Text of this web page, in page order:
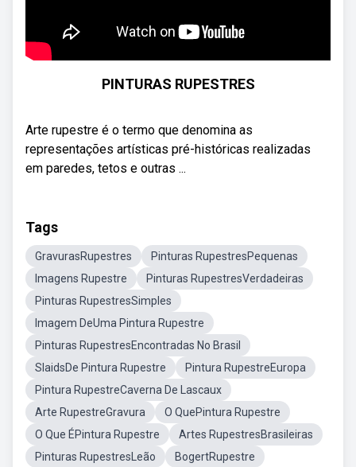
PINTURAS RUPESTRES
Arte rupestre é o termo que denomina as
representações artísticas pré-históricas realizadas
em paredes, tetos e outras ...
Tags
GravurasRupestres
Pinturas RupestresPequenas
Imagens Rupestre
Pinturas RupestresVerdadeiras
Pinturas RupestresSimples
Imagem DeUma Pintura Rupestre
Pinturas RupestresEncontradas No Brasil
SlaidsDe Pintura Rupestre
Pintura RupestreEuropa
Pintura RupestreCaverna De Lascaux
Arte RupestreGravura
O QuePintura Rupestre
O Que ÉPintura Rupestre
Artes RupestresBrasileiras
Pinturas RupestresLeão
BogertRupestre